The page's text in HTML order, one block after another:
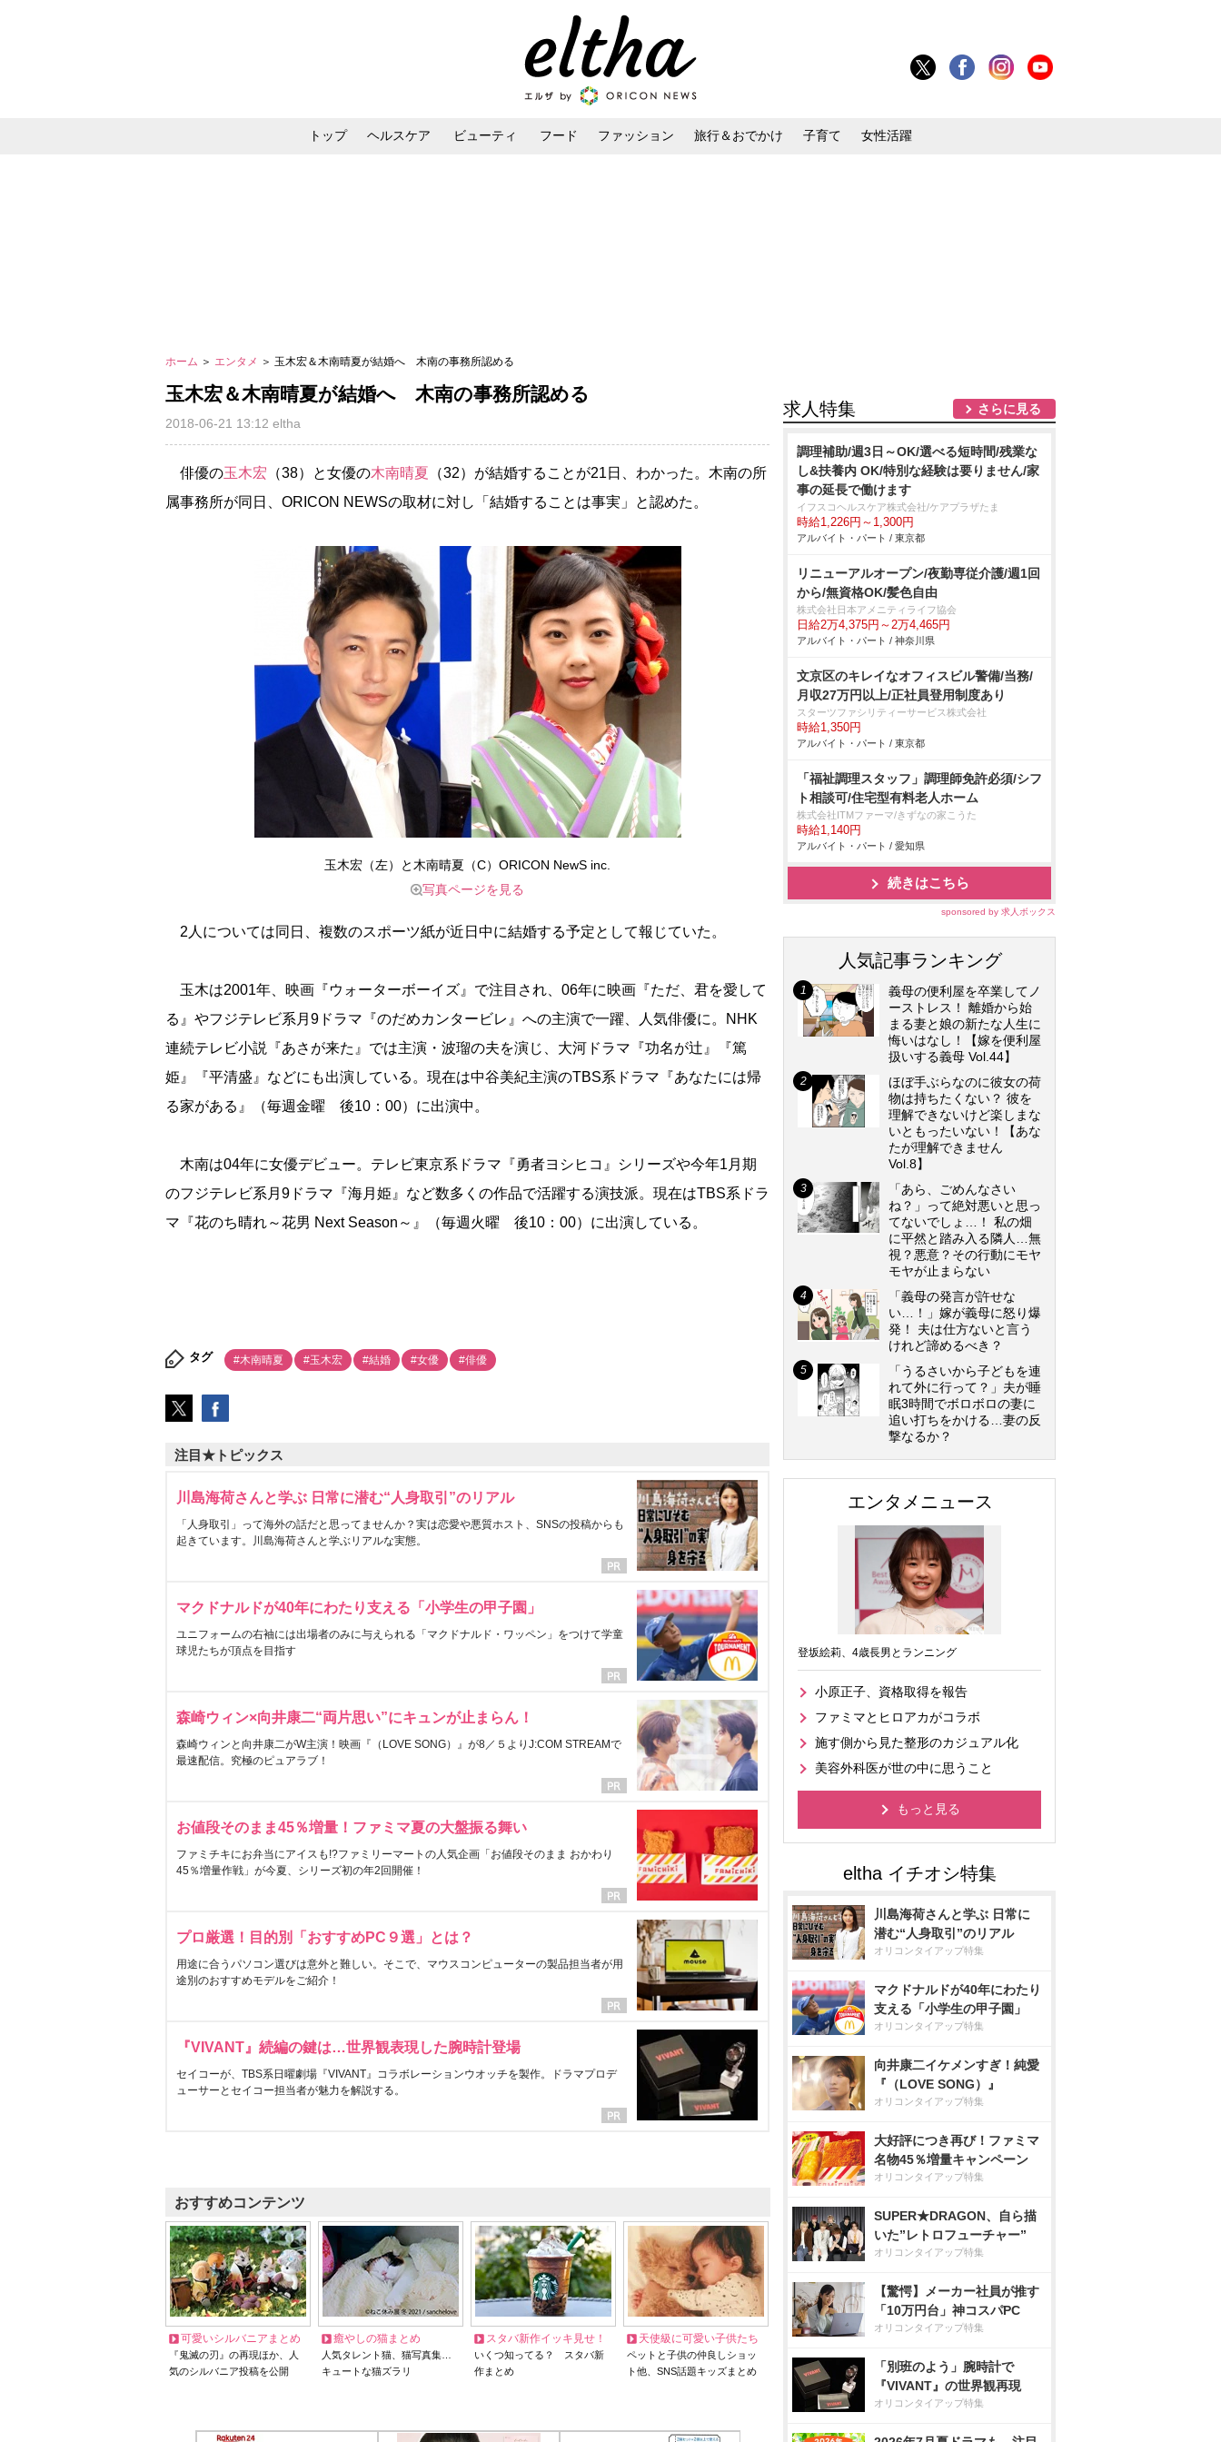
トップ ヘルスケア ビューティ フード ファッション 旅行＆おでかけ 子育て 女性活躍
ホーム ＞ エンタメ ＞ 玉木宏＆木南晴夏が結婚へ 木南の事務所認める
玉木宏＆木南晴夏が結婚へ 木南の事務所認める
2018-06-21 13:12 eltha
俳優の玉木宏 （38）と女優の木南晴夏 （32）が結婚することが21日、わかった。木南の所
属事務所が同日、ORICON NEWSの取材に対し「結婚することは事実」と認めた。
玉木宏（左）と木南晴夏（C）ORICON NewS inc.
写真ページを見る
2人については同日、複数のスポーツ紙が近日中に結婚する予定として報じていた。
玉木は2001年、映画『ウォーターボーイズ』で注目され、06年に映画『ただ、君を愛して
る』やフジテレビ系月9ドラマ『のだめカンタービレ』への主演で一躍、人気俳優に。NHK
連続テレビ小説『あさが来た』では主演・波瑠の夫を演じ、大河ドラマ『功名が辻』『篤
姫』『平清盛』などにも出演している。現在は中谷美紀主演のTBS系ドラマ『あなたには帰
る家がある』（毎週金曜 後10：00）に出演中。
木南は04年に女優デビュー。テレビ東京系ドラマ『勇者ヨシヒコ』シリーズや今年1月期
のフジテレビ系月9ドラマ『海月姫』など数多くの作品で活躍する演技派。現在はTBS系ドラ
マ『花のち晴れ～花男 Next Season～』（毎週火曜 後10：00）に出演している。
タグ #木南晴夏 #玉木宏 #結婚 #女優 #俳優
注目★トピックス
川島海荷さんと学ぶ 日常に潜む“人身取引”のリアル
「人身取引」って海外の話だと思ってませんか？実は恋愛や悪質ホスト、SNSの投稿からも
起きています。川島海荷さんと学ぶリアルな実態。
マクドナルドが40年にわたり支える「小学生の甲子園」
ユニフォームの右袖には出場者のみに与えられる「マクドナルド・ワッペン」をつけて学童
球児たちが頂点を目指す
森崎ウィン×向井康二“両片思い”にキュンが止まらん！
森崎ウィンと向井康二がW主演！映画『（LOVE SONG）』が8／５よりJ:COM STREAMで
最速配信。究極のピュアラブ！
お値段そのまま45％増量！ファミマ夏の大盤振る舞い
ファミチキにお弁当にアイスも!?ファミリーマートの人気企画「お値段そのまま おかわり
45％増量作戦」が今夏、シリーズ初の年2回開催！
プロ厳選！目的別「おすすめPC９選」とは？
用途に合うパソコン選びは意外と難しい。そこで、マウスコンピューターの製品担当者が用
途別のおすすめモデルをご紹介！
『VIVANT』続編の鍵は…世界観表現した腕時計登場
セイコーが、TBS系日曜劇場『VIVANT』コラボレーションウオッチを製作。ドラマプロデ
ューサーとセイコー担当者が魅力を解説する。
おすすめコンテンツ
可愛いシルバニアまとめ
『鬼滅の刃』の再現ほか、人
気のシルバニア投稿を公開
癒やしの猫まとめ
人気タレント猫、猫写真集…
キュートな猫ズラリ
スタバ新作イッキ見せ！
いくつ知ってる？ スタバ新
作まとめ
天使級に可愛い子供たち
ペットと子供の仲良しショッ
ト他、SNS話題キッズまとめ
求人特集 さらに見る
調理補助/週3日～OK/選べる短時間/残業な
し&扶養内 OK/特別な経験は要りません/家
事の延長で働けます
イフスコヘルスケア株式会社/ケアプラザたま
時給1,226円～1,300円
アルバイト・パート / 東京都
リニューアルオープン/夜勤専従介護/週1回
から/無資格OK/髪色自由
株式会社日本アメニティライフ協会
日給2万4,375円～2万4,465円
アルバイト・パート / 神奈川県
文京区のキレイなオフィスビル警備/当務/
月収27万円以上/正社員登用制度あり
スターツファシリティーサービス株式会社
時給1,350円
アルバイト・パート / 東京都
「福祉調理スタッフ」調理師免許必須/シフ
ト相談可/住宅型有料老人ホーム
株式会社ITMファーマ/きずなの家こうた
時給1,140円
アルバイト・パート / 愛知県
続きはこちら
sponsored by 求人ボックス
人気記事ランキング
義母の便利屋を卒業してノ
ーストレス！ 離婚から始
まる妻と娘の新たな人生に
悔いはなし！【嫁を便利屋
扱いする義母 Vol.44】
ほぼ手ぶらなのに彼女の荷
物は持ちたくない？ 彼を
理解できないけど楽しまな
いともったいない！【あな
たが理解できません
Vol.8】
「あら、ごめんなさい
ね？」って絶対悪いと思っ
てないでしょ…！ 私の畑
に平然と踏み入る隣人…無
視？悪意？その行動にモヤ
モヤが止まらない
「義母の発言が許せな
い…！」嫁が義母に怒り爆
発！ 夫は仕方ないと言う
けれど諦めるべき？
「うるさいから子どもを連
れて外に行って？」夫が睡
眠3時間でボロボロの妻に
追い打ちをかける…妻の反
撃なるか？
エンタメニュース
登坂絵莉、4歳長男とランニング
小原正子、資格取得を報告
ファミマとヒロアカがコラボ
施す側から見た整形のカジュアル化
美容外科医が世の中に思うこと
もっと見る
川島海荷さんと学ぶ 日常に
潜む“人身取引”のリアル
オリコンタイアップ特集
マクドナルドが40年にわたり
支える「小学生の甲子園」
オリコンタイアップ特集
向井康二イケメンすぎ！純愛
『（LOVE SONG）』
オリコンタイアップ特集
大好評につき再び！ファミマ
名物45％増量キャンペーン
オリコンタイアップ特集
SUPER★DRAGON、自ら描
いた”レトロフューチャー”
オリコンタイアップ特集
【驚愕】メーカー社員が推す
「10万円台」神コスパPC
オリコンタイアップ特集
「別班のよう」腕時計で
『VIVANT』の世界観再現
オリコンタイアップ特集